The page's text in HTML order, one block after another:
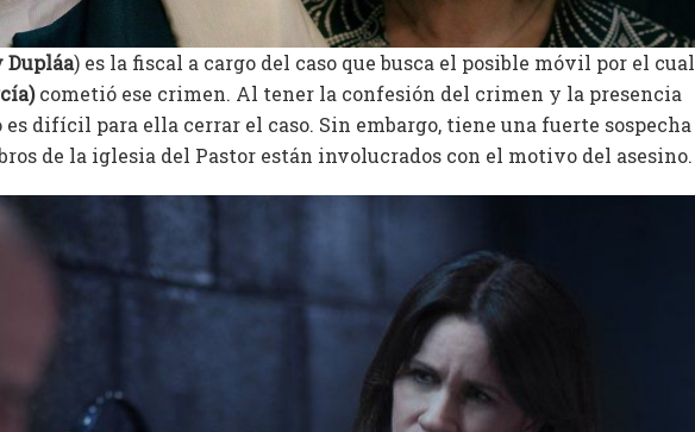
Dupláa) es la fiscal a cargo del caso que busca el posible móvil por el cual
cometió ese crimen. Al tener la confesión del crimen y la presencia
es difícil para ella cerrar el caso. Sin embargo, tiene una fuerte sospecha
de la iglesia del Pastor están involucrados con el motivo del asesino.